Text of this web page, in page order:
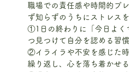
職場での責任感や時間的プ
ず知らずのうちにストレス
①1日の終わりに「今日よく
つ見つけて自分を認める習
②イライラや不安を感じた
繰り返し、心を落ち着かせる